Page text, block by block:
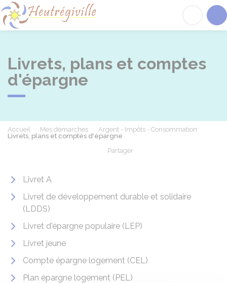
Livrets, plans et comptes
d'épargne
Accueil Mes démarches
Argent - Impôts - Consommation
Livrets, plans et comptes d'épargne
Partager
Livret A
Livret de développement durable et solidaire
(LDDS)
Livret d'épargne populaire (LEP)
Livret jeune
Compte épargne logement (CEL)
Plan épargne logement (PEL)